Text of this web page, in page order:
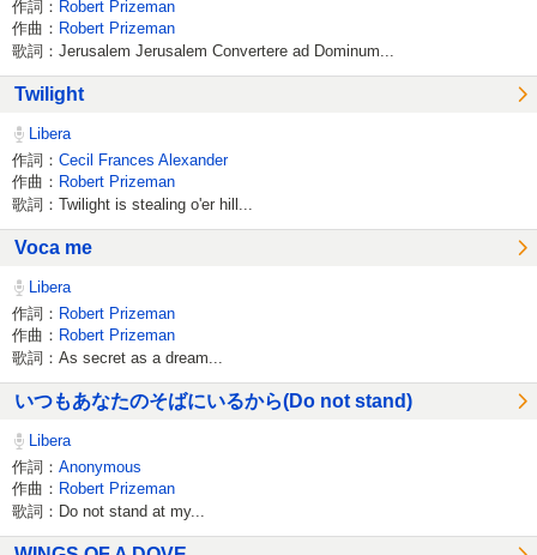
作詞： Robert Prizeman
作曲： Robert Prizeman
歌詞：Jerusalem Jerusalem Convertere ad Dominum...
Twilight
Libera
作詞： Cecil Frances Alexander
作曲： Robert Prizeman
歌詞：Twilight is stealing o'er hill...
Voca me
Libera
作詞： Robert Prizeman
作曲： Robert Prizeman
歌詞：As secret as a dream...
いつもあなたのそばにいるから(Do not stand)
Libera
作詞： Anonymous
作曲： Robert Prizeman
歌詞：Do not stand at my...